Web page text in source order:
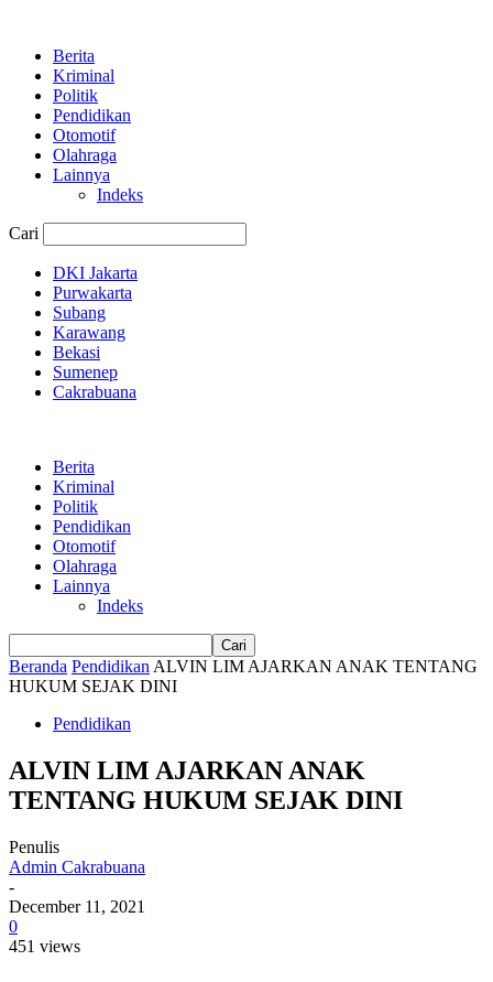
Berita
Kriminal
Politik
Pendidikan
Otomotif
Olahraga
Lainnya
Indeks
Cari
DKI Jakarta
Purwakarta
Subang
Karawang
Bekasi
Sumenep
Cakrabuana
Berita
Kriminal
Politik
Pendidikan
Otomotif
Olahraga
Lainnya
Indeks
Beranda Pendidikan ALVIN LIM AJARKAN ANAK TENTANG
HUKUM SEJAK DINI
Pendidikan
ALVIN LIM AJARKAN ANAK
TENTANG HUKUM SEJAK DINI
Penulis
Admin Cakrabuana
-
December 11, 2021
0
451 views